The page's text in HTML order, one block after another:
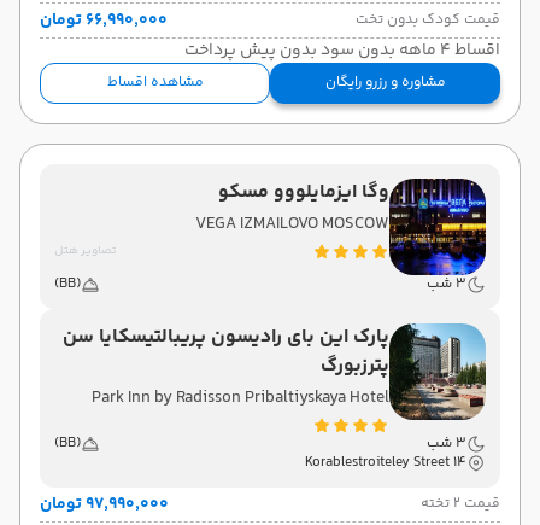
قیمت کودک بدون تخت
۶۶٬۹۹۰٬۰۰۰ تومان
اقساط 4 ماهه بدون سود بدون پیش پرداخت
مشاوره و رزرو رایگان مشاهده اقساط
وگا ایزمایلووو مسکو
VEGA IZMAILOVO MOSCOW
تصاویر هتل
3 شب (BB)
پارک این بای رادیسون پریبالتیسکایا سن
پترزبورگ
Park Inn by Radisson Pribaltiyskaya Hotel
3 شب
(BB)
14 Korablestroiteley Street
قیمت 2 تخته
۹۷٬۹۹۰٬۰۰۰ تومان